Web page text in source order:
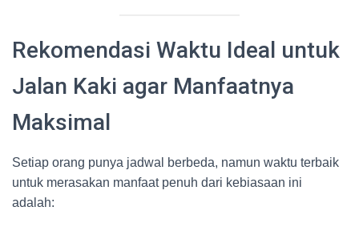
Rekomendasi Waktu Ideal untuk
Jalan Kaki agar Manfaatnya
Maksimal
Setiap orang punya jadwal berbeda, namun waktu terbaik
untuk merasakan manfaat penuh dari kebiasaan ini
adalah: